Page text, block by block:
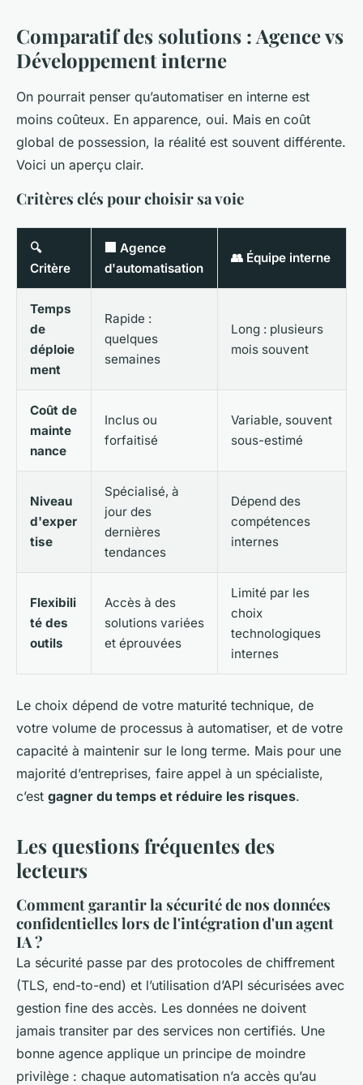
Comparatif des solutions : Agence vs
Développement interne
On pourrait penser qu’automatiser en interne est
moins coûteux. En apparence, oui. Mais en coût
global de possession, la réalité est souvent différente.
Voici un aperçu clair.
Critères clés pour choisir sa voie
🔍
Critère
🏢 Agence
d'automatisation
👥 Équipe interne
Temps
de
déploie
ment
Rapide :
quelques
semaines
Long : plusieurs
mois souvent
Coût de
mainte
nance
Inclus ou
forfaitisé
Variable, souvent
sous-estimé
Niveau
d'exper
tise
Spécialisé, à
jour des
dernières
tendances
Dépend des
compétences
internes
Flexibili
té des
outils
Accès à des
solutions variées
et éprouvées
Limité par les
choix
technologiques
internes
Le choix dépend de votre maturité technique, de
votre volume de processus à automatiser, et de votre
capacité à maintenir sur le long terme. Mais pour une
majorité d’entreprises, faire appel à un spécialiste,
c’est gagner du temps et réduire les risques.
Les questions fréquentes des
lecteurs
Comment garantir la sécurité de nos données
confidentielles lors de l'intégration d'un agent
IA ?
La sécurité passe par des protocoles de chiffrement
(TLS, end-to-end) et l’utilisation d’API sécurisées avec
gestion fine des accès. Les données ne doivent
jamais transiter par des services non certifiés. Une
bonne agence applique un principe de moindre
privilège : chaque automatisation n’a accès qu’au